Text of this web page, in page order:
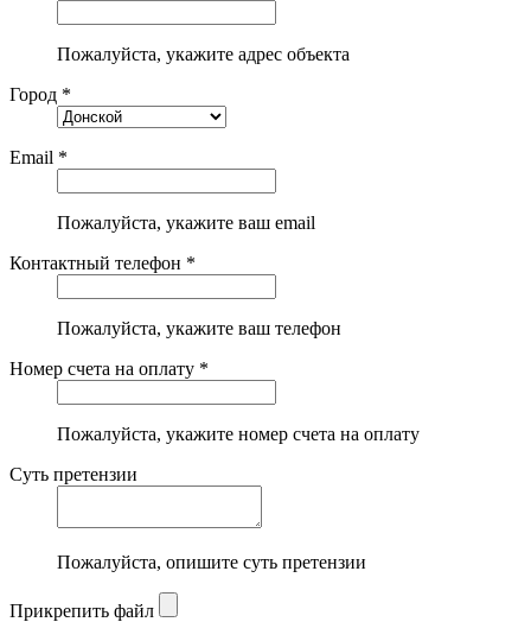
Пожалуйста, укажите адрес объекта
Город *
Email *
Пожалуйста, укажите ваш email
Контактный телефон *
Пожалуйста, укажите ваш телефон
Номер счета на оплату *
Пожалуйста, укажите номер счета на оплату
Суть претензии
Пожалуйста, опишите суть претензии
Прикрепить файл